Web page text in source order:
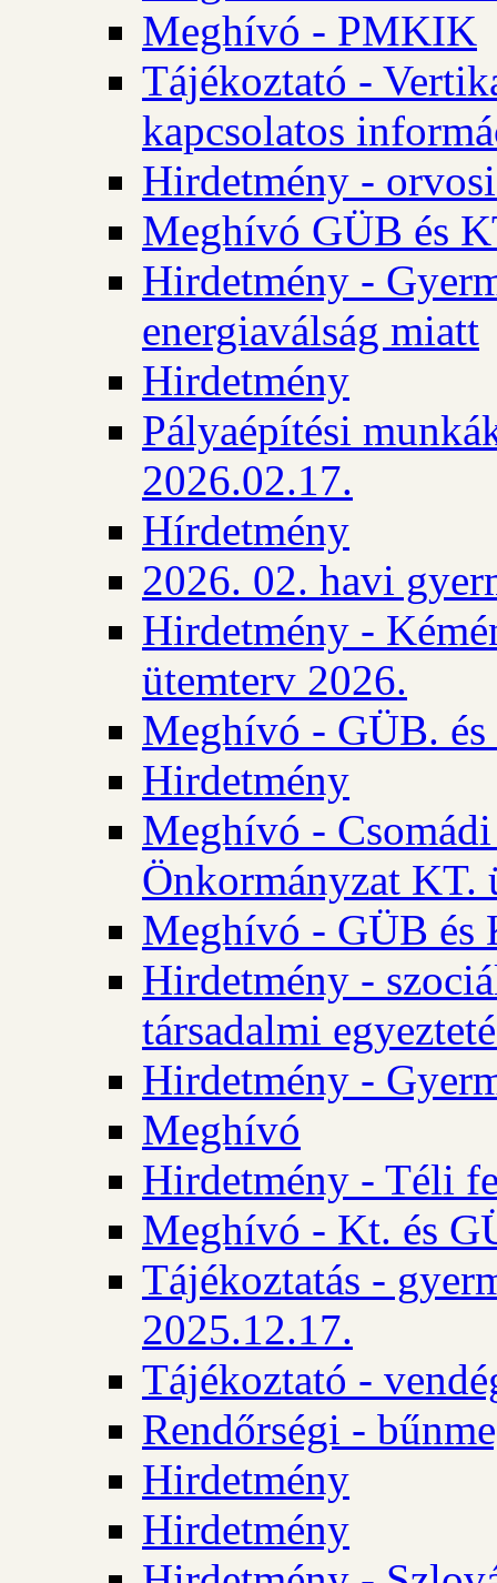
Meghívó - PMKIK
Tájékoztató -
kapcsolatos
Hirdetmény -
Meghívó GÜB és
Hirdetmény -
energiaválság miatt
Hirdetmény
Pályaépítési
2026.02.17.
Hírdetmény
2026. 02. havi
Hirdetmény -
ütemterv 2026.
Meghívó - GÜB.
Hirdetmény
Meghívó -
Önkormányzat KT.
Meghívó - GÜB és
Hirdetmény -
társadalmi
Hirdetmény -
Meghívó
Hirdetmény - Téli
Meghívó - Kt. és
Tájékoztatás -
2025.12.17.
Tájékoztató -
Rendőrségi -
Hirdetmény
Hirdetmény